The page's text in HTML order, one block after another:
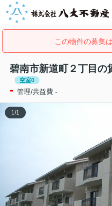
この物件の募集
碧南市新道町２丁目の
空室0
- 管理/共益費 -
1/1